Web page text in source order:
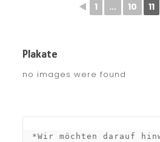
◄ 1 ... 10 11
Plakate
no images were found
*Wir möchten darauf